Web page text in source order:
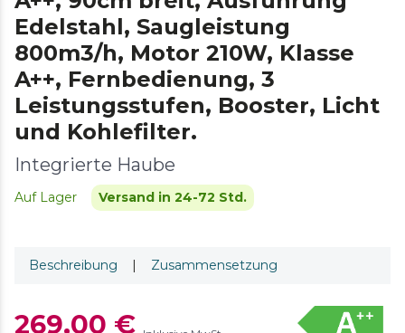
Edelstahl, Saugleistung
800m3/h, Motor 210W, Klasse
A++, Fernbedienung, 3
Leistungsstufen, Booster, Licht
und Kohlefilter.
Integrierte Haube
Auf Lager Versand in 24-72 Std.
Beschreibung | Zusammensetzung
269,00 €